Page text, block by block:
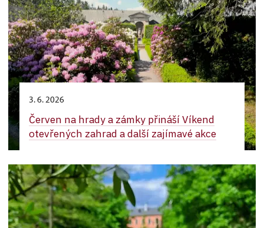
3. 6. 2026
Červen na hrady a zámky přináší Víkend
otevřených zahrad a další zajímavé akce